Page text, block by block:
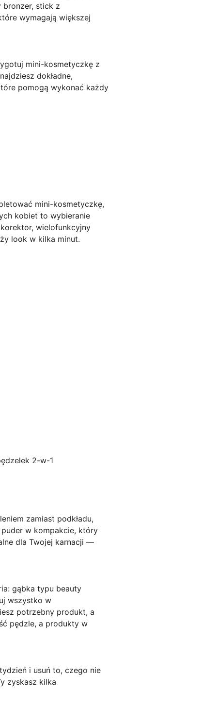
bronzer, stick z
wymagają większej
mini-kosmetyczkę z
dokładne,
pomogą wykonać każdy
mini-kosmetyczkę,
kobiet to wybieranie
wielofunkcyjny
look w kilka minut.
2-w-1
zamiast podkładu,
w kompakcie, który
dla Twojej karnacji —
gąbka typu beauty
wszystko w
potrzebny produkt, a
pędzle, a produkty w
i usuń to, czego nie
zyskasz kilka